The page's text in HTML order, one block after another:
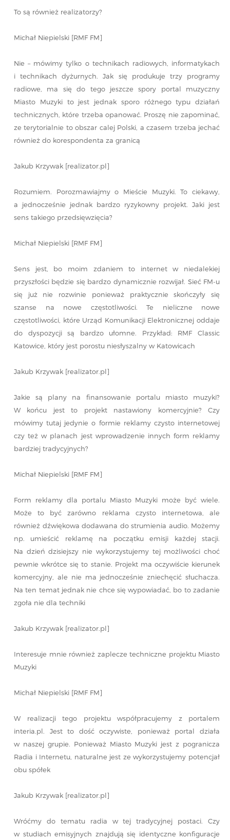
To są również realizatorzy?
Michał Niepielski [RMF FM]
Nie – mówimy tylko o technikach radiowych, informatykach
i technikach dyżurnych. Jak się produkuje trzy programy
radiowe, ma się do tego jeszcze spory portal muzyczny
Miasto Muzyki to jest jednak sporo różnego typu działań
technicznych, które trzeba opanować. Proszę nie zapominać,
ze terytorialnie to obszar calej Polski, a czasem trzeba jechać
również do korespondenta za granicą
Jakub Krzywak [realizator.pl]
Rozumiem. Porozmawiajmy o Mieście Muzyki. To ciekawy,
a jednocześnie jednak bardzo ryzykowny projekt. Jaki jest
sens takiego przedsięwzięcia?
Michał Niepielski [RMF FM]
Sens jest, bo moim zdaniem to internet w niedalekiej
przyszłości będzie się bardzo dynamicznie rozwijał. Sieć FM-u
się już nie rozwinie ponieważ praktycznie skończyły się
szanse na nowe częstotliwości. Te nieliczne nowe
częstotliwości, które Urząd Komunikacji Elektronicznej oddaje
do dyspozycji są bardzo ułomne. Przykład: RMF Classic
Katowice, który jest porostu niesłyszalny w Katowicach
Jakub Krzywak [realizator.pl]
Jakie są plany na finansowanie portalu miasto muzyki?
W końcu jest to projekt nastawiony komercyjnie? Czy
mówimy tutaj jedynie o formie reklamy czysto internetowej
czy też w planach jest wprowadzenie innych form reklamy
bardziej tradycyjnych?
Michał Niepielski [RMF FM]
Form reklamy dla portalu Miasto Muzyki może być wiele.
Może to być zarówno reklama czysto internetowa, ale
również dźwiękowa dodawana do strumienia audio. Możemy
np. umieścić reklamę na początku emisji każdej stacji.
Na dzień dzisiejszy nie wykorzystujemy tej możliwości choć
pewnie wkrótce się to stanie. Projekt ma oczywiście kierunek
komercyjny, ale nie ma jednocześnie zniechęcić słuchacza.
Na ten temat jednak nie chce się wypowiadać, bo to zadanie
zgoła nie dla techniki
Jakub Krzywak [realizator.pl]
Interesuje mnie również zaplecze techniczne projektu Miasto
Muzyki
Michał Niepielski [RMF FM]
W realizacji tego projektu współpracujemy z portalem
interia.pl. Jest to dość oczywiste, ponieważ portal działa
w naszej grupie. Ponieważ Miasto Muzyki jest z pogranicza
Radia i Internetu, naturalne jest ze wykorzystujemy potencjał
obu spółek
Jakub Krzywak [realizator.pl]
Wróćmy do tematu radia w tej tradycyjnej postaci. Czy
w studiach emisyjnych znajdują się identyczne konfiguracje